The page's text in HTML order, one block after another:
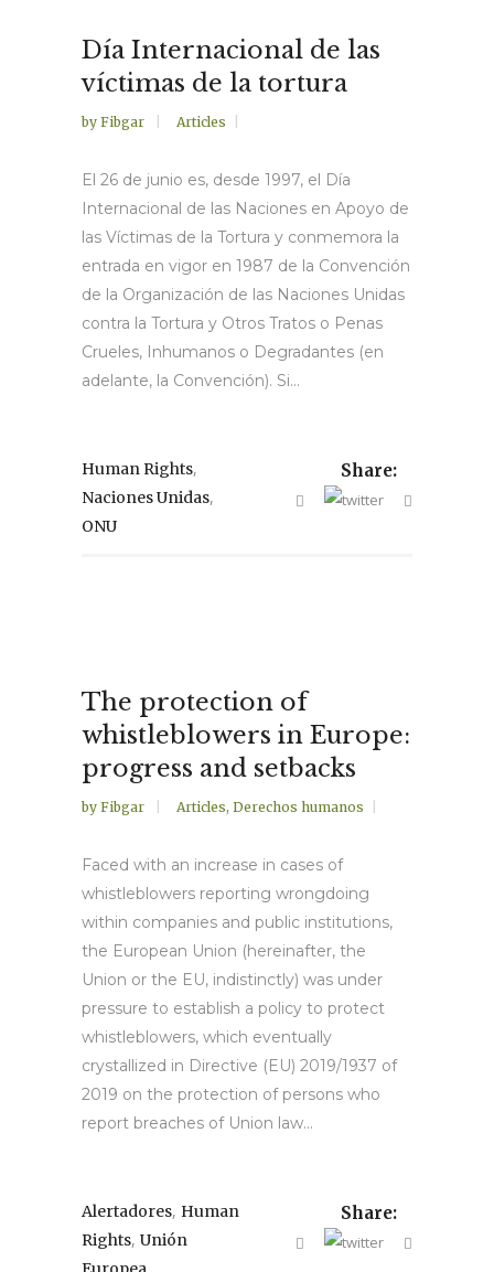
Día Internacional de las
víctimas de la tortura
by Fibgar Articles
El 26 de junio es, desde 1997, el Día
Internacional de las Naciones en Apoyo de
las Víctimas de la Tortura y conmemora la
entrada en vigor en 1987 de la Convención
de la Organización de las Naciones Unidas
contra la Tortura y Otros Tratos o Penas
Crueles, Inhumanos o Degradantes (en
adelante, la Convención). Si...
Human Rights,
Naciones Unidas,
ONU
Share:
The protection of
whistleblowers in Europe:
progress and setbacks
by Fibgar Articles, Derechos humanos
Faced with an increase in cases of
whistleblowers reporting wrongdoing
within companies and public institutions,
the European Union (hereinafter, the
Union or the EU, indistinctly) was under
pressure to establish a policy to protect
whistleblowers, which eventually
crystallized in Directive (EU) 2019/1937 of
2019 on the protection of persons who
report breaches of Union law...
Alertadores, Human
Rights, Unión
Share: